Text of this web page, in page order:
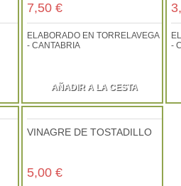
7,50 €
ELABORADO EN TORRELAVEGA
- CANTABRIA
AÑADIR A LA CESTA
-
VINAGRE DE TOSTADILLO
5,00 €